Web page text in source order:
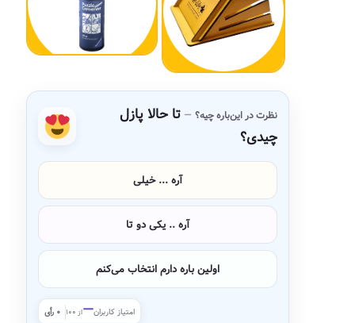
نظرت در این‌باره چیه؟
تا حالا پازل
چیدی؟
آره ... خیلی
آره .. یکی دو تا
اولین باره دارم انتخاب می‌کنم
امتیاز کاربران—از ۱۰۰ ۰ رأی